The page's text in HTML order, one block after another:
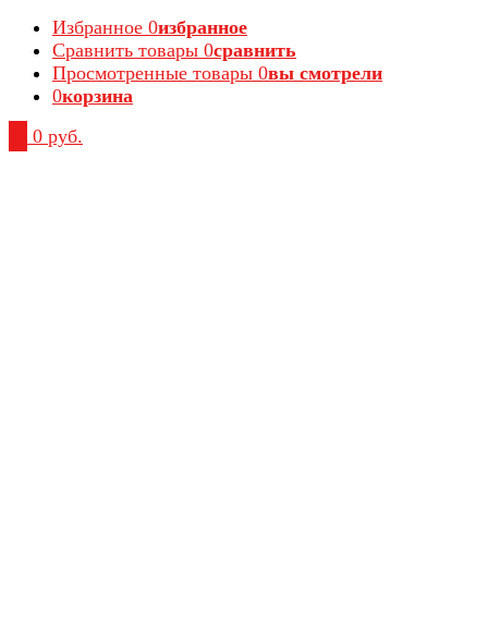
Избранное 0избранное
Сравнить товары 0сравнить
Просмотренные товары 0вы смотрели
0корзина
0 руб.